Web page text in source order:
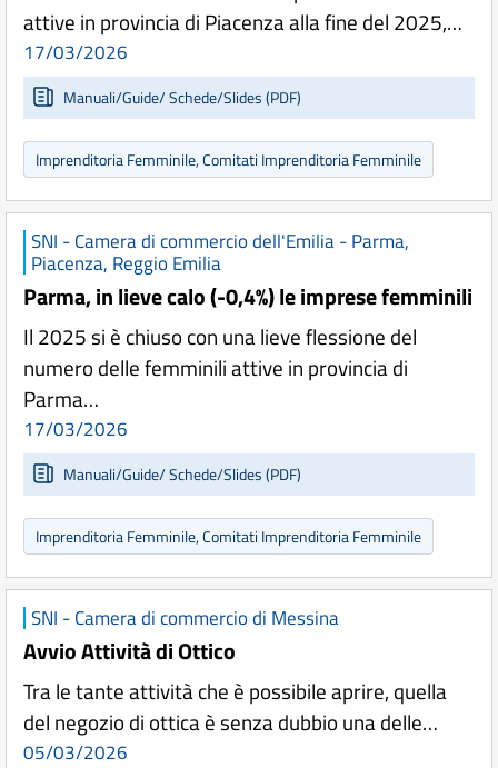
attive in provincia di Piacenza alla fine del 2025,…
17/03/2026
Manuali/Guide/ Schede/Slides (PDF)
Imprenditoria Femminile, Comitati Imprenditoria Femminile
SNI - Camera di commercio dell'Emilia - Parma,
Piacenza, Reggio Emilia
Parma, in lieve calo (-0,4%) le imprese femminili
Il 2025 si è chiuso con una lieve flessione del
numero delle femminili attive in provincia di
Parma…
17/03/2026
Manuali/Guide/ Schede/Slides (PDF)
Imprenditoria Femminile, Comitati Imprenditoria Femminile
SNI - Camera di commercio di Messina
Avvio Attività di Ottico
Tra le tante attività che è possibile aprire, quella
del negozio di ottica è senza dubbio una delle…
05/03/2026